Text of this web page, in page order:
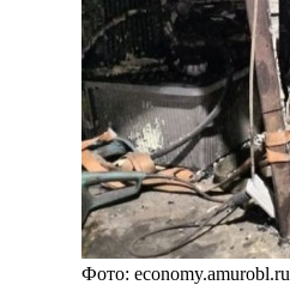
Фото: economy.amurobl.ru